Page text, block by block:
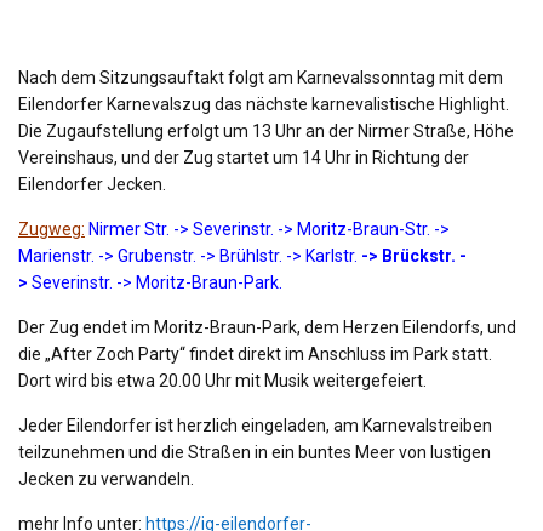
Nach dem Sitzungsauftakt folgt am Karnevalssonntag mit dem
Eilendorfer Karnevalszug das nächste karnevalistische Highlight.
Die Zugaufstellung erfolgt um 13 Uhr an der Nirmer Straße, Höhe
Vereinshaus, und der Zug startet um 14 Uhr in Richtung der
Eilendorfer Jecken.
Zugweg: Nirmer Str. -> Severinstr. -> Moritz-Braun-Str. ->
Marienstr. -> Grubenstr. -> Brühlstr. -> Karlstr. -> Brückstr. -
> Severinstr. -> Moritz-Braun-Park.
Der Zug endet im Moritz-Braun-Park, dem Herzen Eilendorfs, und
die „After Zoch Party“ findet direkt im Anschluss im Park statt.
Dort wird bis etwa 20.00 Uhr mit Musik weitergefeiert.
Jeder Eilendorfer ist herzlich eingeladen, am Karnevalstreiben
teilzunehmen und die Straßen in ein buntes Meer von lustigen
Jecken zu verwandeln.
mehr Info unter: https://ig-eilendorfer-